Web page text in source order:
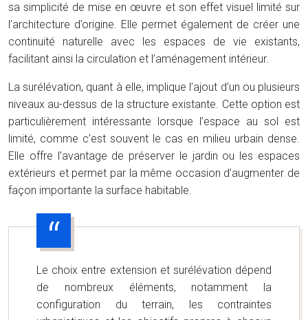
sa simplicité de mise en œuvre et son effet visuel limité sur
l’architecture d’origine. Elle permet également de créer une
continuité naturelle avec les espaces de vie existants,
facilitant ainsi la circulation et l’aménagement intérieur.
La surélévation, quant à elle, implique l’ajout d’un ou plusieurs
niveaux au-dessus de la structure existante. Cette option est
particulièrement intéressante lorsque l’espace au sol est
limité, comme c’est souvent le cas en milieu urbain dense.
Elle offre l’avantage de préserver le jardin ou les espaces
extérieurs et permet par la même occasion d’augmenter de
façon importante la surface habitable.
Le choix entre extension et surélévation dépend
de nombreux éléments, notamment la
configuration du terrain, les contraintes